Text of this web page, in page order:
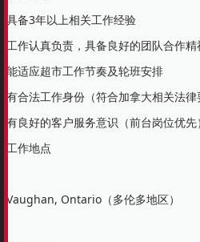
具备3年以上相关工作经验
工作认真负责，具备良好的团队合作精
能适应超市工作节奏及轮班安排
有合法工作身份（符合加拿大相关法律
有良好的客户服务意识（前台岗位优先）
工作地点
Vaughan, Ontario（多伦多地区）